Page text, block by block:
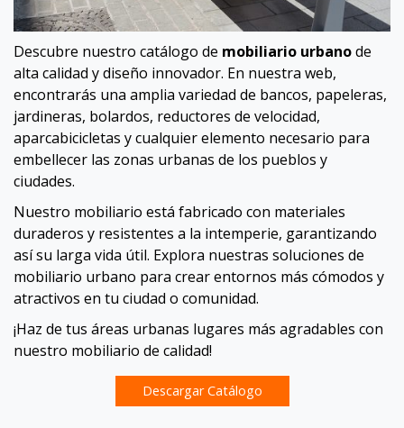
Descubre nuestro catálogo de mobiliario urbanode
alta calidad y diseño innovador. En nuestra web,
encontrarás una amplia variedad de bancos, papeleras,
jardineras, bolardos, reductores de velocidad,
aparcabicicletas y cualquier elemento necesario para
embellecer las zonas urbanas de los pueblos y
ciudades.
Nuestro mobiliario está fabricado con materiales
duraderos y resistentes a la intemperie, garantizando
así su larga vida útil. Explora nuestras soluciones de
mobiliario urbano para crear entornos más cómodos y
atractivos en tu ciudad o comunidad.
¡Haz de tus áreas urbanas lugares más agradables con
nuestro mobiliario de calidad!
Descargar Catálogo